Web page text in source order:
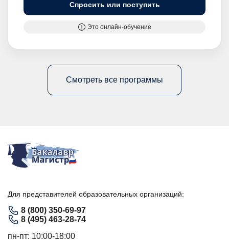
Спросить или поступить
Это онлайн-обучение
Смотреть все программы
Для представителей образовательных организаций:
8 (800) 350-69-97
8 (495) 463-28-74
пн-пт: 10:00-18:00